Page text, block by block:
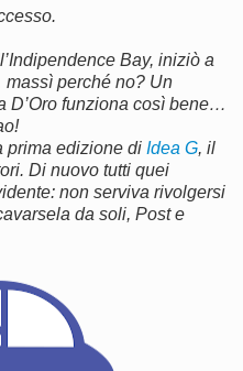
Bay, iniziò a
perché no? Un
funziona così bene…
prima edizione di Idea G, il
Di nuovo tutti quei
non serviva rivolgersi
da soli, Post e